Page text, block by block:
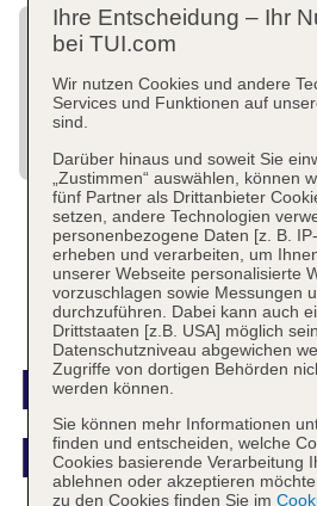
De Hoop
Ihre Entscheidung – Ihr
bei TUI.com
Wir nutzen Cookies und andere
Services und Funktionen auf
sind.
Darüber hinaus und soweit Sie
„Zustimmen“ auswählen, können
fünf Partner als Drittanbieter
setzen, andere Technologien
personenbezogene Daten [z. B.
erheben und verarbeiten, um
unserer Webseite personalisierte
vorzuschlagen sowie Messungen
durchzuführen. Dabei kann auch
Drittstaaten [z.B. USA] möglich
Datenschutzniveau abgewichen
Zugriffe von dortigen Behörden
werden können.
Sie können mehr Informationen
finden und entscheiden, welche
Cookies basierende Verarbeitung
ablehnen oder akzeptieren
zu den Cookies finden Sie im